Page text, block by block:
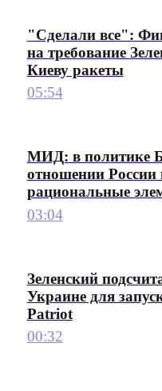
"Сделали все":
на требование
Киеву ракеты
05:54
МИД: в политике
отношении России
рациональные
03:04
Зеленский
Украине для
Patriot
00:32